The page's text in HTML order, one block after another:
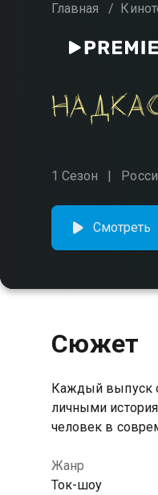
Главная /
1 Сезон
Смотреть
Сюжет
Каждый выпуск
личными
человек в
Жанр
Ток-шоу